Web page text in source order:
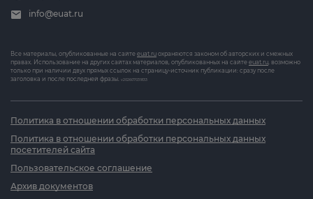
info@euat.ru
Все материалы, опубликованные на сайте euat.ru охраняются законом об авторских и смежных
правах. Использование на других сайтах материалов, опубликованных на сайте euat.ru, возможно
только при наличии двух прямых ссылок на страницу-источник публикации: сразу после
заголовка и после последней фразы. v202607031833
Политика в отношении обработки персональных данных
Политика в отношении обработки персональных данных
посетителей сайта
Пользовательское соглашение
Архив документов